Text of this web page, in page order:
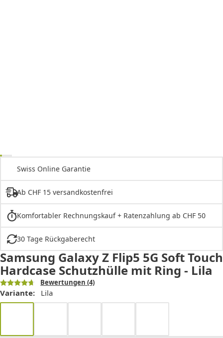
Swiss Online Garantie
Ab CHF 15 versandkostenfrei
Komfortabler Rechnungskauf + Ratenzahlung ab CHF 50
30 Tage Rückgaberecht
Samsung Galaxy Z Flip5 5G Soft Touch
Hardcase Schutzhülle mit Ring - Lila
Bewertungen (4)
Variante: Lila